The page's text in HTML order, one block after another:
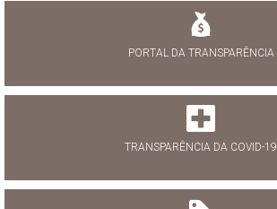
PORTAL DA TRANSPARÊNCIA
TRANSPARÊNCIA DA COVID-19